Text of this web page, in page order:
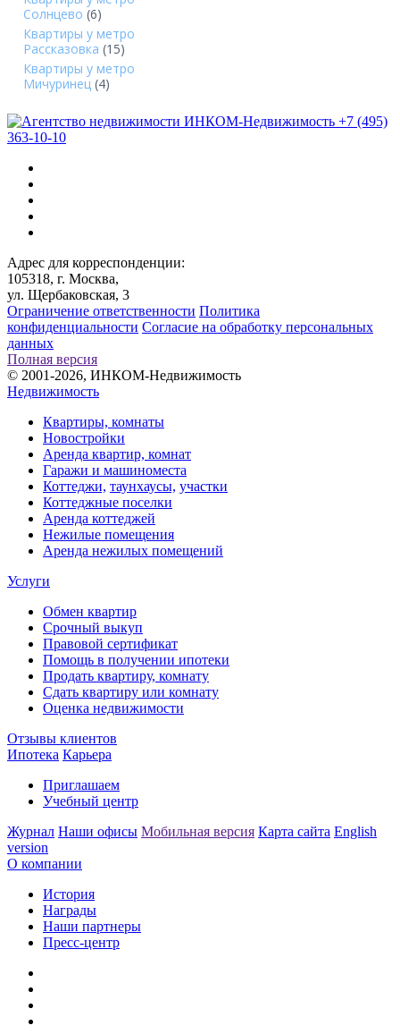
Солнцево (6)
Квартиры у метро
Рассказовка (15)
Квартиры у метро
Мичуринец (4)
+7 (495)
363-10-10
Адрес для корреспонденции:
105318, г. Москва,
ул. Щербаковская, 3
Ограничение ответственности Политика
конфиденциальности Согласие на обработку персональных
данных
Полная версия
© 2001-2026, ИНКОМ-Недвижимость
Недвижимость
Квартиры, комнаты
Новостройки
Аренда квартир, комнат
Гаражи и машиноместа
Коттеджи, таунхаусы, участки
Коттеджные поселки
Аренда коттеджей
Нежилые помещения
Аренда нежилых помещений
Услуги
Обмен квартир
Срочный выкуп
Правовой сертификат
Помощь в получении ипотеки
Продать квартиру, комнату
Сдать квартиру или комнату
Оценка недвижимости
Отзывы клиентов
Ипотека Карьера
Приглашаем
Учебный центр
Журнал Наши офисы Мобильная версия Карта сайта English
version
О компании
История
Награды
Наши партнеры
Пресс-центр